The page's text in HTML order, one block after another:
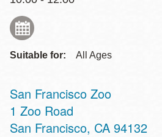
Suitable for: All Ages
San Francisco Zoo
Address
1 Zoo Road
San Francisco, CA 94132